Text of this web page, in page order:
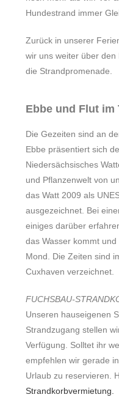
Hundestrand immer
Zurück in unserer
wir uns weiter über
die Strandpromenade.
Ebbe und Flut
Die Gezeiten sind an
Ebbe präsentiert sich
Niedersächsisches
und Pflanzenwelt von
das Watt 2009 als
ausgezeichnet. Bei
einiges darüber
das Wasser kommt
Mond. Die Zeiten sind
Cuxhaven verzeichnet.
FUCHSBAU-
Unseren hauseigenen
Strandzugang stellen
Verfügung. Solltet ihr
empfehlen wir gerade
Urlaub zu reservieren.
Strandkorbvermietung.